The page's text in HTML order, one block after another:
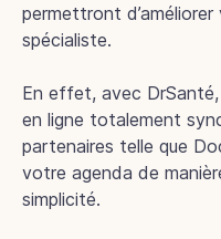
permettront
spécialiste.
En effet, avec DrSanté,
en ligne totalement
partenaires telle que
votre agenda de
simplicité.